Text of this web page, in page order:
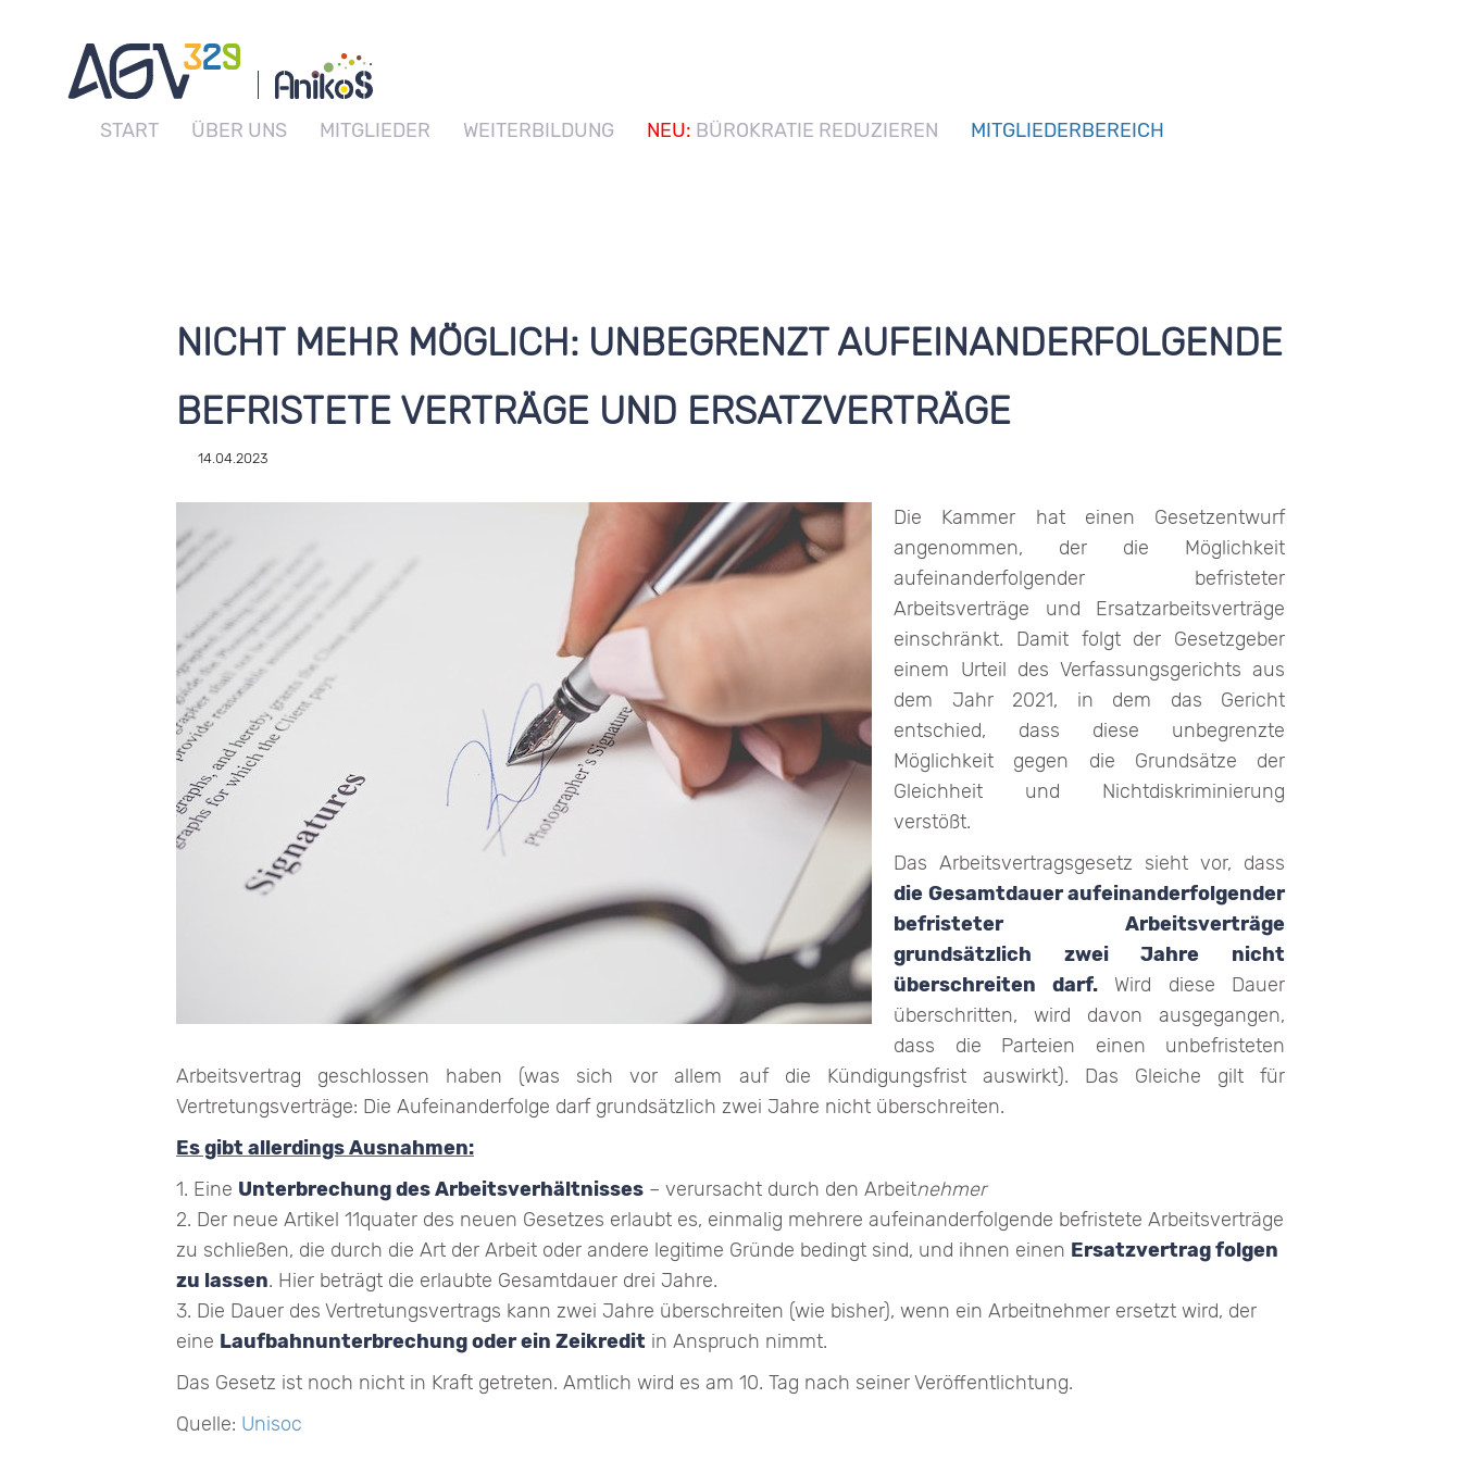
START ÜBER UNS MITGLIEDER WEITERBILDUNG NEU: BÜROKRATIE REDUZIEREN MITGLIEDERBEREICH
NICHT MEHR MÖGLICH: UNBEGRENZT AUFEINANDERFOLGENDE
BEFRISTETE VERTRÄGE UND ERSATZVERTRÄGE
14.04.2023
Die Kammer hat einen Gesetzentwurf
angenommen, der die Möglichkeit
aufeinanderfolgender befristeter
Arbeitsverträge und Ersatzarbeitsverträge
einschränkt. Damit folgt der Gesetzgeber
einem Urteil des Verfassungsgerichts aus
dem Jahr 2021, in dem das Gericht
entschied, dass diese unbegrenzte
Möglichkeit gegen die Grundsätze der
Gleichheit und Nichtdiskriminierung
verstößt.
Das Arbeitsvertragsgesetz sieht vor, dass
die Gesamtdauer aufeinanderfolgender
befristeter Arbeitsverträge
grundsätzlich zwei Jahre nicht
überschreiten darf.Wird diese Dauer
überschritten, wird davon ausgegangen,
dass die Parteien einen unbefristeten
Arbeitsvertrag geschlossen haben (was sich vor allem auf die Kündigungsfrist auswirkt). Das Gleiche gilt für
Vertretungsverträge: Die Aufeinanderfolge darf grundsätzlich zwei Jahre nicht überschreiten.
Es gibt allerdings Ausnahmen:
1. Eine Unterbrechung des Arbeitsverhältnisses – verursacht durch den Arbeitnehmer
2. Der neue Artikel 11quater des neuen Gesetzes erlaubt es, einmalig mehrere aufeinanderfolgende befristete Arbeitsverträge
zu schließen, die durch die Art der Arbeit oder andere legitime Gründe bedingt sind, und ihnen einen Ersatzvertrag folgen
zu lassen. Hier beträgt die erlaubte Gesamtdauer drei Jahre.
3. Die Dauer des Vertretungsvertrags kann zwei Jahre überschreiten (wie bisher), wenn ein Arbeitnehmer ersetzt wird, der
eine Laufbahnunterbrechung oder ein Zeikredit in Anspruch nimmt.
Das Gesetz ist noch nicht in Kraft getreten. Amtlich wird es am 10. Tag nach seiner Veröffentlichtung.
Quelle: Unisoc